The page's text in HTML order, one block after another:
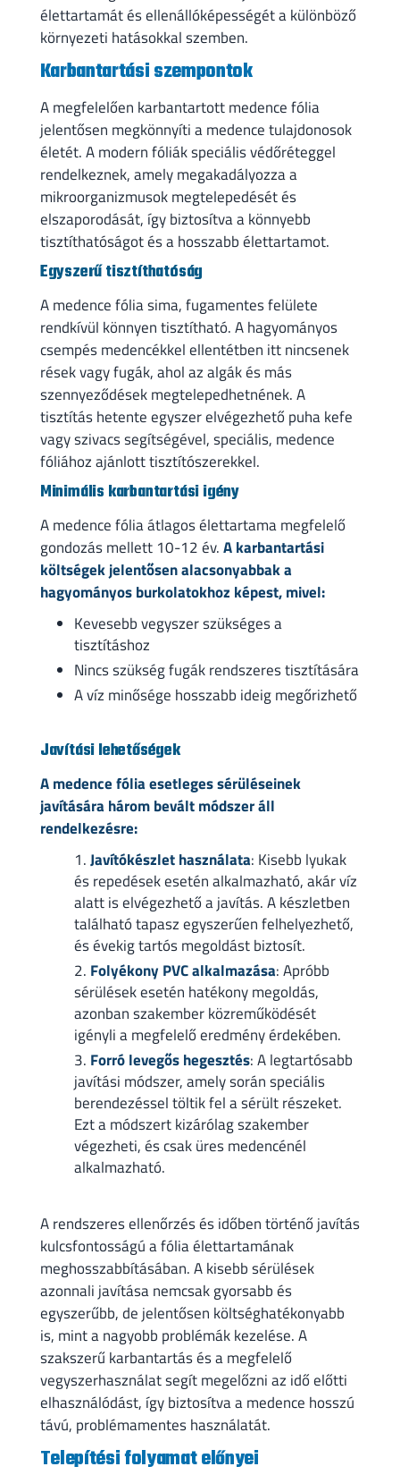
élettartamát és ellenállóképességét a különböző
környezeti hatásokkal szemben.
Karbantartási szempontok
A megfelelően karbantartott medence fólia
jelentősen megkönnyíti a medence tulajdonosok
életét. A modern fóliák speciális védőréteggel
rendelkeznek, amely megakadályozza a
mikroorganizmusok megtelepedését és
elszaporodását, így biztosítva a könnyebb
tisztíthatóságot és a hosszabb élettartamot.
Egyszerű tisztíthatóság
A medence fólia sima, fugamentes felülete
rendkívül könnyen tisztítható. A hagyományos
csempés medencékkel ellentétben itt nincsenek
rések vagy fugák, ahol az algák és más
szennyeződések megtelepedhetnének. A
tisztítás hetente egyszer elvégezhető puha kefe
vagy szivacs segítségével, speciális, medence
fóliához ajánlott tisztítószerekkel.
Minimális karbantartási igény
A medence fólia átlagos élettartama megfelelő
gondozás mellett 10-12 év.A karbantartási
költségek jelentősen alacsonyabbak a
hagyományos burkolatokhoz képest, mivel:
Kevesebb vegyszer szükséges a
tisztításhoz
Nincs szükség fugák rendszeres tisztítására
A víz minősége hosszabb ideig megőrizhető
Javítási lehetőségek
A medence fólia esetleges sérüléseinek
javítására három bevált módszer áll
rendelkezésre:
Javítókészlet használata: Kisebb lyukak
és repedések esetén alkalmazható, akár víz
alatt is elvégezhető a javítás. A készletben
található tapasz egyszerűen felhelyezhető,
és évekig tartós megoldást biztosít.
Folyékony PVC alkalmazása: Apróbb
sérülések esetén hatékony megoldás,
azonban szakember közreműködését
igényli a megfelelő eredmény érdekében.
Forró levegős hegesztés: A legtartósabb
javítási módszer, amely során speciális
berendezéssel töltik fel a sérült részeket.
Ezt a módszert kizárólag szakember
végezheti, és csak üres medencénél
alkalmazható.
A rendszeres ellenőrzés és időben történő javítás
kulcsfontosságú a fólia élettartamának
meghosszabbításában. A kisebb sérülések
azonnali javítása nemcsak gyorsabb és
egyszerűbb, de jelentősen költséghatékonyabb
is, mint a nagyobb problémák kezelése. A
szakszerű karbantartás és a megfelelő
vegyszerhasználat segít megelőzni az idő előtti
elhasználódást, így biztosítva a medence hosszú
távú, problémamentes használatát.
Telepítési folyamat előnyei